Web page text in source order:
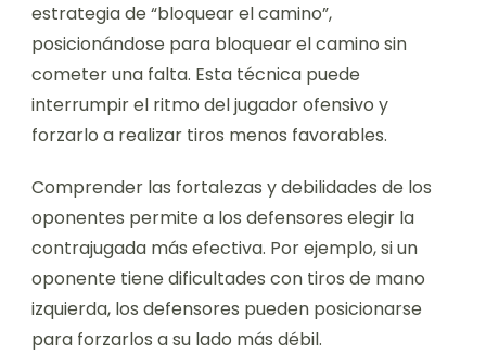
estrategia de “bloquear el camino”,
posicionándose para bloquear el camino sin
cometer una falta. Esta técnica puede
interrumpir el ritmo del jugador ofensivo y
forzarlo a realizar tiros menos favorables.
Comprender las fortalezas y debilidades de los
oponentes permite a los defensores elegir la
contrajugada más efectiva. Por ejemplo, si un
oponente tiene dificultades con tiros de mano
izquierda, los defensores pueden posicionarse
para forzarlos a su lado más débil.